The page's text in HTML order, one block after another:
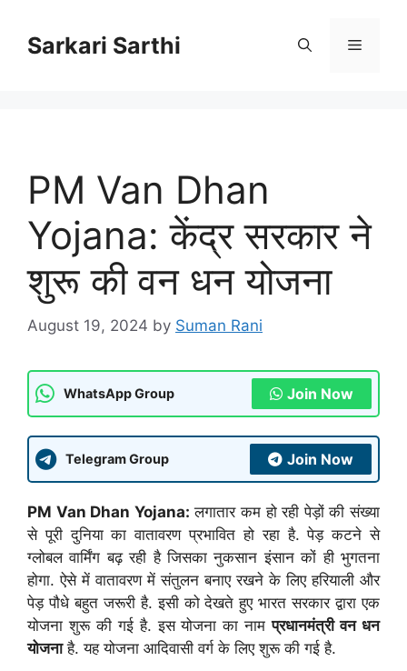
contentSarkari Sarthi Menu
PM Van Dhan
Yojana: केंद्र सरकार ने
शुरू की वन धन योजना
August 19, 2024 by Suman Rani
WhatsApp Group Join Now
Telegram Group Join Now
PM Van Dhan Yojana: लगातार कम हो रही पेड़ों की संख्या
से पूरी दुनिया का वातावरण प्रभावित हो रहा है. पेड़ कटने से
ग्लोबल वार्मिंग बढ़ रही है जिसका नुकसान इंसान कों ही भुगतना
होगा. ऐसे में वातावरण में संतुलन बनाए रखने के लिए हरियाली और
पेड़ पौधे बहुत जरूरी है. इसी को देखते हुए भारत सरकार द्वारा एक
योजना शुरू की गई है. इस योजना का नामप्रधानमंत्री वन धन
योजनाहै. यह योजना आदिवासी वर्ग के लिए शुरू की गई है.